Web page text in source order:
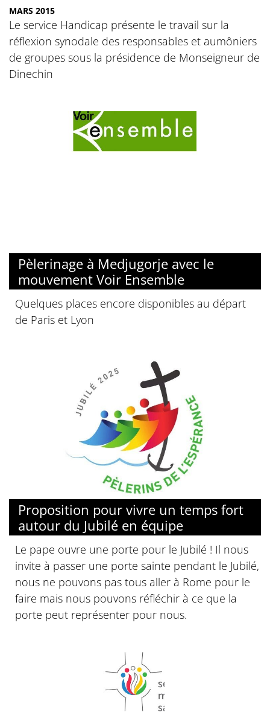
MARS 2015
Le service Handicap présente le travail sur la
réflexion synodale des responsables et aumôniers
de groupes sous la présidence de Monseigneur de
Dinechin
Pèlerinage à Medjugorje avec le
mouvement Voir Ensemble
Quelques places encore disponibles au départ
de Paris et Lyon
Proposition pour vivre un temps fort
autour du Jubilé en équipe
Le pape ouvre une porte pour le Jubilé ! Il nous
invite à passer une porte sainte pendant le Jubilé,
nous ne pouvons pas tous aller à Rome pour le
faire mais nous pouvons réfléchir à ce que la
porte peut représenter pour nous.